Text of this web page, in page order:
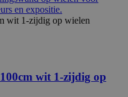
wit 1-zijdig op